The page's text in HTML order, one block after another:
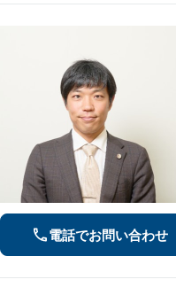
電話でお問い合わせ